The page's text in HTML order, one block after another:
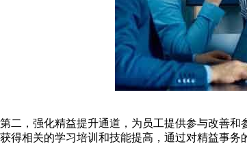
第二，强化精益提升通道，为员工提供参与改善
获得相关的学习培训和技能提高，通过对精益事